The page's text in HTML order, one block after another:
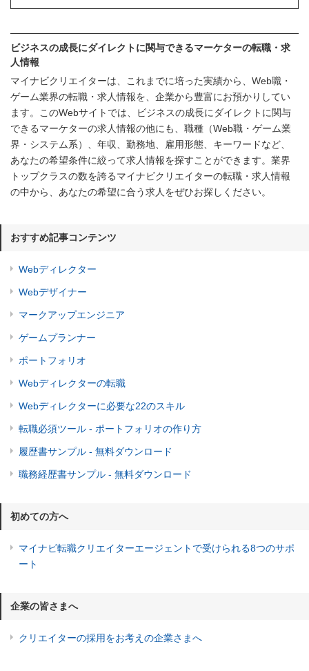
ビジネスの成長にダイレクトに関与できるマーケターの転職・求
人情報
マイナビクリエイターは、これまでに培った実績から、Web職・
ゲーム業界の転職・求人情報を、企業から豊富にお預かりしてい
ます。このWebサイトでは、ビジネスの成長にダイレクトに関与
できるマーケターの求人情報の他にも、職種（Web職・ゲーム業
界・システム系）、年収、勤務地、雇用形態、キーワードなど、
あなたの希望条件に絞って求人情報を探すことができます。業界
トップクラスの数を誇るマイナビクリエイターの転職・求人情報
の中から、あなたの希望に合う求人をぜひお探しください。
おすすめ記事コンテンツ
Webディレクター
Webデザイナー
マークアップエンジニア
ゲームプランナー
ポートフォリオ
Webディレクターの転職
Webディレクターに必要な22のスキル
転職必須ツール - ポートフォリオの作り方
履歴書サンプル - 無料ダウンロード
職務経歴書サンプル - 無料ダウンロード
初めての方へ
マイナビ転職クリエイターエージェントで受けられる8つのサポ
ート
企業の皆さまへ
クリエイターの採用をお考えの企業さまへ